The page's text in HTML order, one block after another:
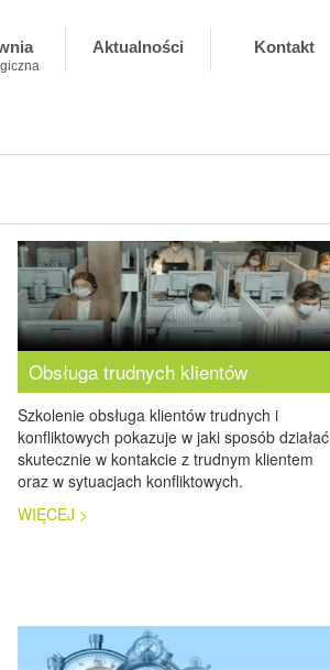
Aktualności Kontakt
Obsługa trudnych klientów
Szkolenie obsługa klientów trudnych i
konfliktowych pokazuje w jaki sposób działać
skutecznie w kontakcie z trudnym klientem
oraz w sytuacjach konfliktowych.
WIĘCEJ >